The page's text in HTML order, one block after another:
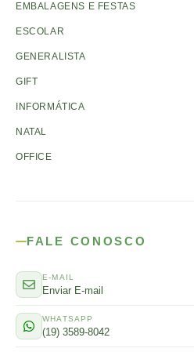
EMBALAGENS E FESTAS
ESCOLAR
GENERALISTA
GIFT
INFORMÁTICA
NATAL
OFFICE
FALE CONOSCO
E-MAIL
Enviar E-mail
WHATSAPP
(19) 3589-8042